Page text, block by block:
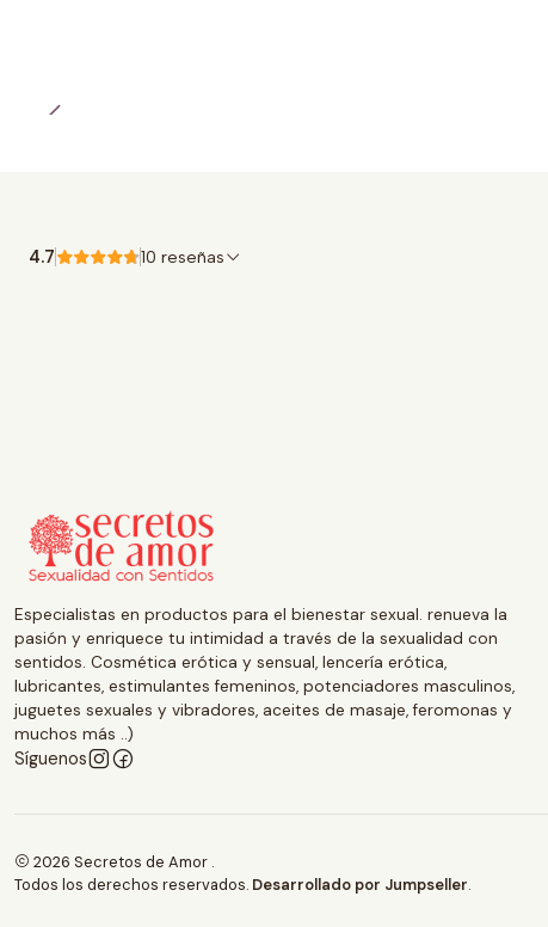
4.7 10 reseñas
Especialistas en productos para el bienestar sexual. renueva la
pasión y enriquece tu intimidad a través de la sexualidad con
sentidos. Cosmética erótica y sensual, lencería erótica,
lubricantes, estimulantes femeninos, potenciadores masculinos,
juguetes sexuales y vibradores, aceites de masaje, feromonas y
muchos más ..)
Síguenos
2026 Secretos de Amor .
Todos los derechos reservados. Desarrollado por Jumpseller.